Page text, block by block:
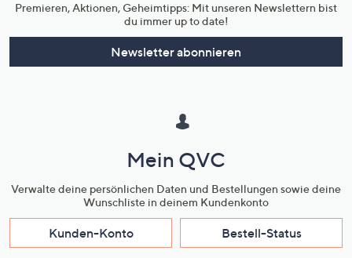
Premieren, Aktionen, Geheimtipps: Mit unseren Newslettern bist
du immer up to date!
Newsletter abonnieren
Mein QVC
Verwalte deine persönlichen Daten und Bestellungen sowie deine
Wunschliste in deinem Kundenkonto
Kunden-Konto Bestell-Status